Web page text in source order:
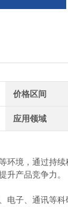
价格区间
应用领域
境，通过持
升产品竞争力。
子、通讯等